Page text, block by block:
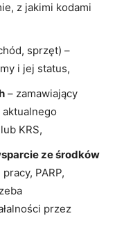
z jakimi kodami
sprzęt) –
i jej status,
– zamawiający
KRS,
ze środków
PARP,
przez